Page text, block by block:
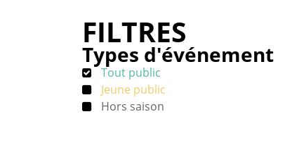
FILTRES
Types d'événement
Tout public
Jeune public
Hors saison